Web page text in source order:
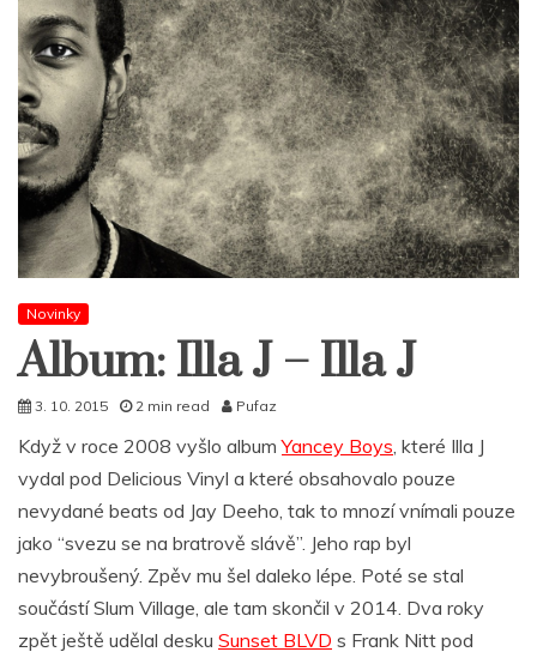
Novinky
Album: Illa J – Illa J
3. 10. 2015 2 min read Pufaz
Když v roce 2008 vyšlo albumYancey Boys , které Illa J
vydal pod Delicious Vinyl a které obsahovalo pouze
nevydané beats od Jay Deeho, tak to mnozí vnímali pouze
jako “svezu se na bratrově slávě”. Jeho rap byl
nevybroušený. Zpěv mu šel daleko lépe. Poté se stal
součástí Slum Village, ale tam skončil v 2014. Dva roky
zpět ještě udělal desku Sunset BLVD s Frank Nitt pod